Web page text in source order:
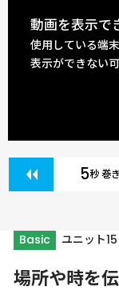
Basic ユニット15
場所や時を
動画を表示で
使用している端
表示ができない
5秒 巻